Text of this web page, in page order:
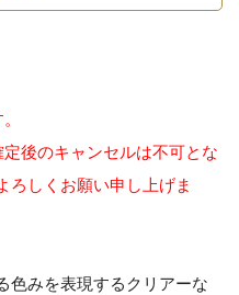
後のキャンセルは不可とな
ろしくお願い申し上げま
色みを表現するクリアーな